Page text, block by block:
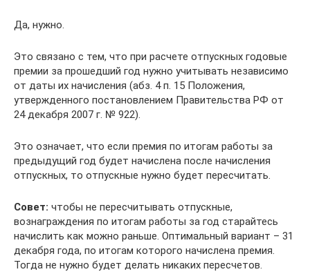
Да, нужно.
Это связано с тем, что при расчете отпускных годовые
премии за прошедший год нужно учитывать независимо
от даты их начисления (абз. 4 п. 15 Положения,
утвержденного постановлением Правительства РФ от
24 декабря 2007 г. № 922).
Это означает, что если премия по итогам работы за
предыдущий год будет начислена после начисления
отпускных, то отпускные нужно будет пересчитать.
Совет: чтобы не пересчитывать отпускные,
вознаграждения по итогам работы за год старайтесь
начислить как можно раньше. Оптимальный вариант – 31
декабря года, по итогам которого начислена премия.
Тогда не нужно будет делать никаких пересчетов.